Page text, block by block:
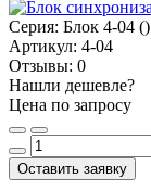
Серия: Блок 4-04 ()
Артикул: 4-04
Отзывы: 0
Нашли дешевле?
Цена по запросу
Оставить заявку